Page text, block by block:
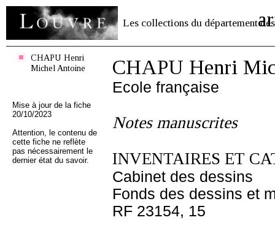
Les collections du département des
CHAPU Henri
Michel Antoine
Mise à jour de la fiche
20/10/2023
Attention, le contenu de
cette fiche ne reflète
pas nécessairement le
dernier état du savoir.
CHAPU Henri
Ecole française
Notes manuscrites
INVENTAIRES ET
Cabinet des dessins
Fonds des dessins et
RF 23154, 15